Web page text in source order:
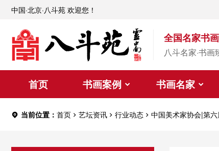
中国·北京·八斗苑 欢迎您！
全国名家书
八斗名家·书画
首页 书画案例 书画名家
当前位置： 首页 艺坛资讯 行业动态 中国美术家协会|第